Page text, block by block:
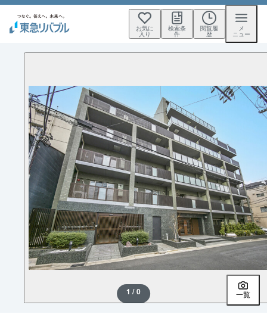
お気に
入り
検索条
件
閲覧履
歴
メ
ニュー
1 / 0 一覧